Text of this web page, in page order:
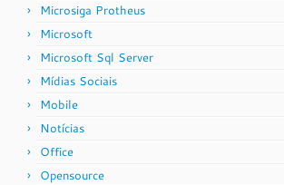
Microsiga Protheus
Microsoft
Microsoft Sql Server
Mídias Sociais
Mobile
Notícias
Office
Opensource